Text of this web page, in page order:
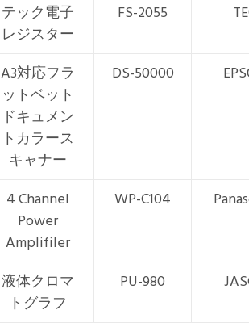
テック電子
レジスター
FS-2055
A3対応フラ
ットベット
ドキュメン
トカラース
キャナー
DS-50000
4 Channel
Power
Amplifiler
WP-C104
液体クロマ
トグラフ
PU-980